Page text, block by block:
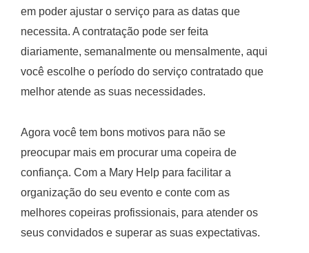
em poder ajustar o serviço para as datas que
necessita. A contratação pode ser feita
diariamente, semanalmente ou mensalmente, aqui
você escolhe o período do serviço contratado que
melhor atende as suas necessidades.
Agora você tem bons motivos para não se
preocupar mais em procurar uma copeira de
confiança. Com a Mary Help para facilitar a
organização do seu evento e conte com as
melhores copeiras profissionais, para atender os
seus convidados e superar as suas expectativas.